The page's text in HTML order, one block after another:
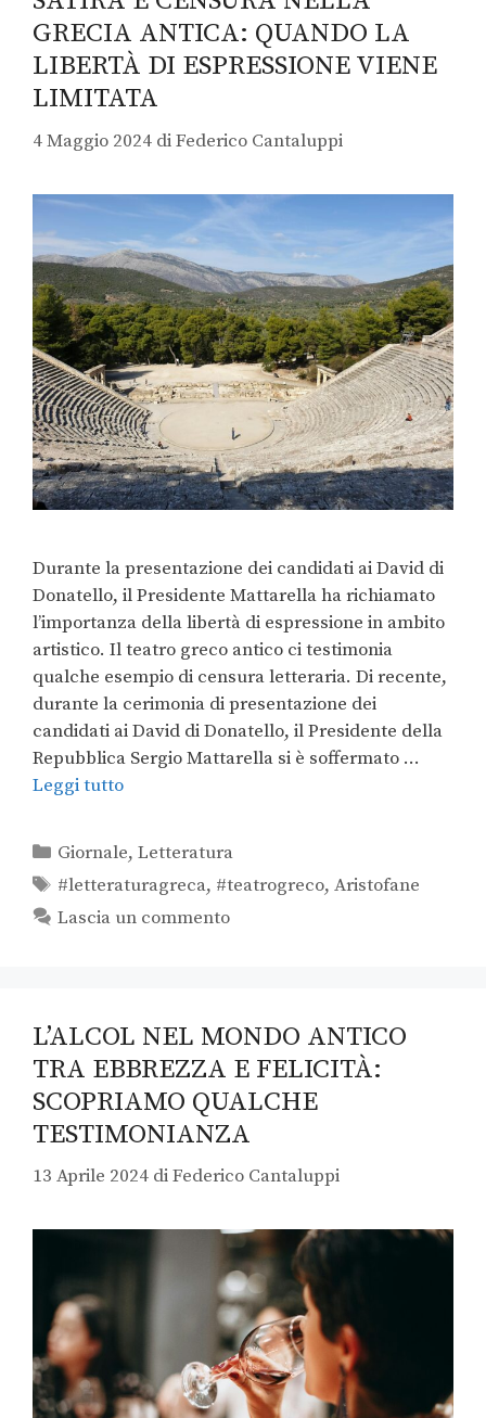
GRECIA ANTICA: QUANDO LA
LIBERTÀ DI ESPRESSIONE VIENE
LIMITATA
4 Maggio 2024 diFederico Cantaluppi
Durante la presentazione dei candidati ai David di
Donatello, il Presidente Mattarella ha richiamato
l’importanza della libertà di espressione in ambito
artistico. Il teatro greco antico ci testimonia
qualche esempio di censura letteraria. Di recente,
durante la cerimonia di presentazione dei
candidati ai David di Donatello, il Presidente della
Repubblica Sergio Mattarella si è soffermato …
Leggi tutto
Giornale,Letteratura
#letteraturagreca, #teatrogreco,Aristofane
Lascia un commento
L’ALCOL NEL MONDO ANTICO
TRA EBBREZZA E FELICITÀ:
SCOPRIAMO QUALCHE
TESTIMONIANZA
13 Aprile 2024 diFederico Cantaluppi